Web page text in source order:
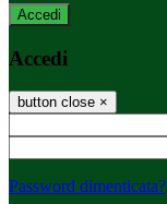
Accedi
Accedi
button close ×
Password dimenticata?